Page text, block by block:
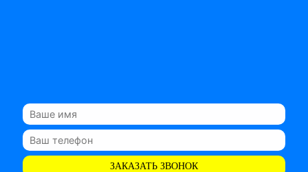
ЗАКАЗАТЬ ЗВОНОК